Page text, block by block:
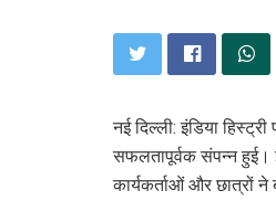
नई दिल्ली: इंडिया
सफलतापूर्वक संपन्न हुई।
कार्यकर्ताओं और छात्रों